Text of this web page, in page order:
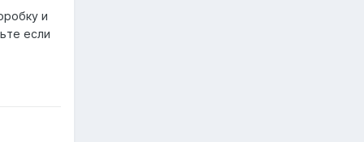
и
если